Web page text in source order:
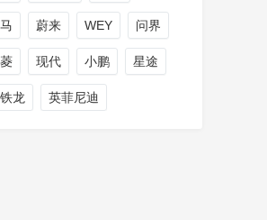
蔚来 WEY 问界
现代 小鹏 星途
龙 英菲尼迪